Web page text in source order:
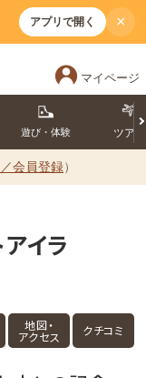
アプリで開く ×
マイページ
遊び・体験 ツアー
会員登録）
イラ
地図・
アクセス クチコミ